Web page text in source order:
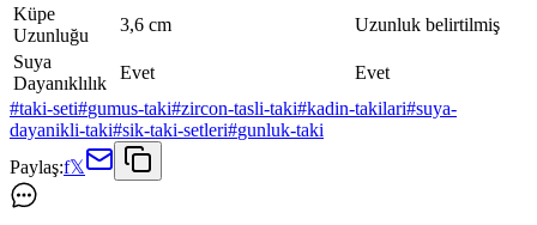
Küpe
Uzunluğu
3,6 cm
Uzunluk belirtilmiş
Suya
Dayanıklılık
Evet
Evet
#taki-seti#gumus-taki#zircon-tasli-taki#kadin-takilari#suya-
dayanikli-taki#sik-taki-setleri#gunluk-taki
Paylaş:f𝕏